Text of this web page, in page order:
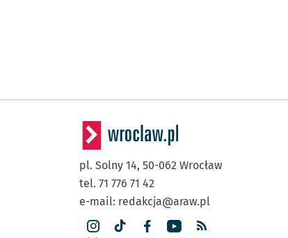
pl. Solny 14, 50-062 Wrocław
tel. 71 776 71 42
e-mail: redakcja@araw.pl